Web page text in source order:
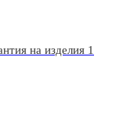
на изделия 1